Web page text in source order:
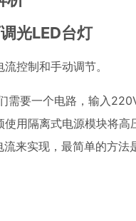
光LED台灯
控制和手动调节。
需要一个电路，输入
用隔离式电源模块将
来实现，最简单的方